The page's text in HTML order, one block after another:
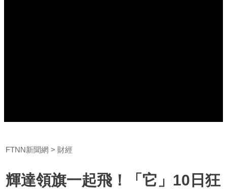
FTNN新聞網 財經
輝達領旗一起飛！「它」10日狂